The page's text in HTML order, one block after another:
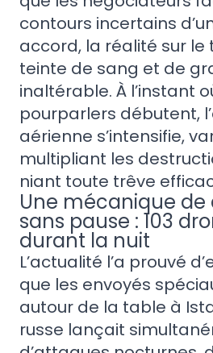
contours incertains
accord, la réalité sur le
teinte de sang et de
inaltérable. À l’instant
pourparlers débutent,
aérienne s’intensifie,
multipliant les
niant toute trêve
Une mécanique
sans pause : 103
durant la nuit
L’actualité l’a prouvé
que les envoyés
autour de la table à
russe lançait